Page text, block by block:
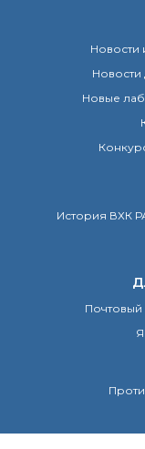
Новости
Новости
Новые
История ВХК